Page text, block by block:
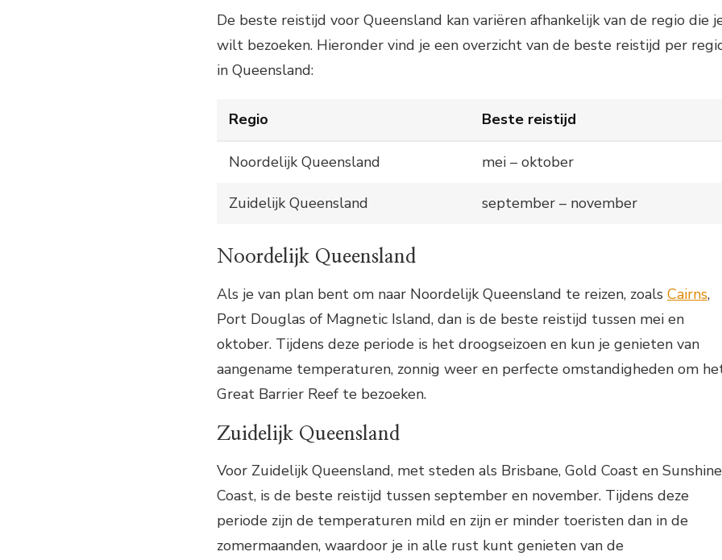
De beste reistijd voor Queensland kan variëren afhankelijk van de regio die
wilt bezoeken. Hieronder vind je een overzicht van de beste reistijd per
in Queensland:
Regio Beste reistijd
Noordelijk Queensland mei – oktober
Zuidelijk Queensland september – november
Noordelijk Queensland
Als je van plan bent om naar Noordelijk Queensland te reizen, zoals Cairns,
Port Douglas of Magnetic Island, dan is de beste reistijd tussen mei en
oktober. Tijdens deze periode is het droogseizoen en kun je genieten van
aangename temperaturen, zonnig weer en perfecte omstandigheden om
Great Barrier Reef te bezoeken.
Zuidelijk Queensland
Voor Zuidelijk Queensland, met steden als Brisbane, Gold Coast en Sunshine
Coast, is de beste reistijd tussen september en november. Tijdens deze
periode zijn de temperaturen mild en zijn er minder toeristen dan in de
zomermaanden, waardoor je in alle rust kunt genieten van de